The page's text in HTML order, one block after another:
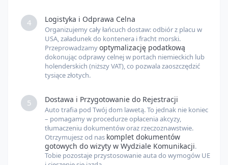
4 Logistyka i Odprawa Celna
Organizujemy cały łańcuch dostaw: odbiór z placu w
USA, załadunek do kontenera i fracht morski.
Przeprowadzamyoptymalizację podatkową
dokonując odprawy celnej w portach niemieckich lub
holenderskich (niższy VAT), co pozwala zaoszczędzić
tysiące złotych.
5 Dostawa i Przygotowanie do Rejestracji
Auto trafia pod Twój dom lawetą. To jednak nie koniec
– pomagamy w procedurze opłacenia akcyzy,
tłumaczeniu dokumentów oraz rzeczoznawstwie.
Otrzymujesz od nas komplet dokumentów
gotowych do wizyty w Wydziale Komunikacji.
Tobie pozostaje przystosowanie auta do wymogów UE